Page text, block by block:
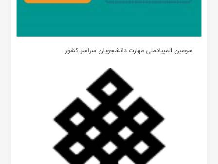
سومین المپیادملی مهارت دانشجویان سراسر کشور